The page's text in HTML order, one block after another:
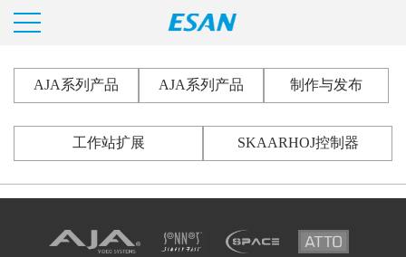
AJA系列产品 AJA系列产品 制作与发布
工作站扩展 SKAARHOJ控制器